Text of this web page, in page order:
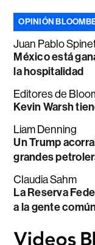
OPINIÓN
Juan Pablo
México está
la hospitalidad
Editores de
Kevin Warsh
Liam Denning
Un Trump
grandes
Claudia Sahm
La Reserva
a la gente